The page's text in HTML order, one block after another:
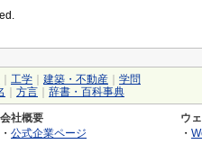
工学 建築・不動産
学問
方言 辞書・百科事典
会社概要
・ 公式企業ページ
ウ
・